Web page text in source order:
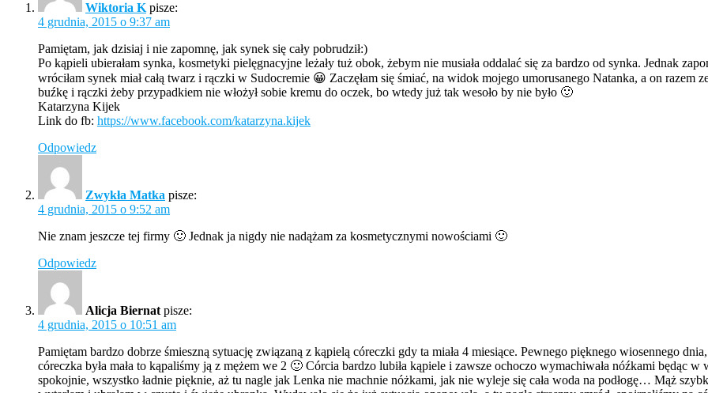
Wiktoria K pisze:
4 grudnia, 2015 o 9:37 am
Pamiętam, jak dzisiaj i nie zapomnę, jak synek się cały pobrudził:)
Po kąpieli ubierałam synka, kosmetyki pielęgnacyjne leżały tuż obok, żebym nie musiała oddalać się za bardzo od synka. Jednak
wróciłam synek miał całą twarz i rączki w Sudocremie 😀 Zaczęłam się śmiać, na widok mojego umorusanego Natanka, a on razem
buźkę i rączki żeby przypadkiem nie włożył sobie kremu do oczek, bo wtedy już tak wesoło by nie było 🙂
Katarzyna Kijek
Link do fb: https://www.facebook.com/katarzyna.kijek
Odpowiedz
Zwykła Matka pisze:
4 grudnia, 2015 o 9:52 am
Nie znam jeszcze tej firmy 🙂 Jednak ja nigdy nie nadążam za kosmetycznymi nowościami 🙂
Odpowiedz
Alicja Biernat pisze:
4 grudnia, 2015 o 10:51 am
Pamiętam bardzo dobrze śmieszną sytuację związaną z kąpielą córeczki gdy ta miała 4 miesiące. Pewnego pięknego wiosennego
córeczka była mała to kąpaliśmy ją z mężem we 2 🙂 Córcia bardzo lubiła kąpiele i zawsze ochoczo wymachiwała nóźkami będąc
spokojnie, wszystko ładnie pięknie, aż tu nagle jak Lenka nie machnie nóżkami, jak nie wyleje się cała woda na podłogę… Mąż